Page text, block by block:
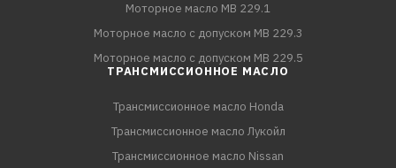
Моторное масло MB 229.1
Моторное масло с допуском MB 229.3
Моторное масло с допуском MB 229.5
ТРАНСМИССИОННОЕ МАСЛО
Трансмиссионное масло Honda
Трансмиссионное масло Лукойл
Трансмиссионное масло Nissan